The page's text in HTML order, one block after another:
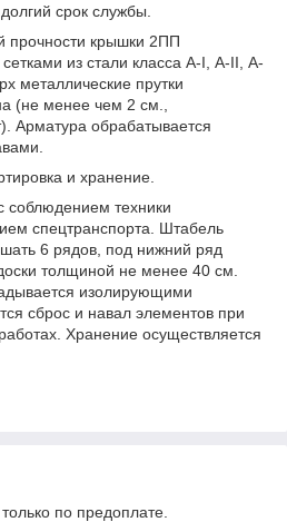
срок службы.
прочности крышки 2ПП
из стали класса A-I, А-II, А-
металлические прутки
(не менее чем 2 см.,
Арматура обрабатывается
и хранение.
соблюдением техники
спецтранспорта. Штабель
6 рядов, под нижний ряд
толщиной не менее 40 см.
изолирующими
сброс и навал элементов при
Хранение осуществляется
по предоплате.